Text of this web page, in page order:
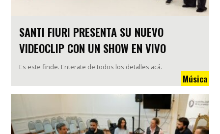
SANTI FIURI PRESENTA SU NUEVO
VIDEOCLIP CON UN SHOW EN VIVO
Es este finde. Enterate de todos los detalles acá.
Música